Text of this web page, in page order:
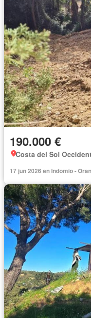
190.000 €
Costa del Sol
17 jun 2026 en Indomio -